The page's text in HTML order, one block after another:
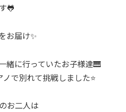
🐸
お届け✨
緒に行っていたお子様達🎹
で別れて挑戦しました⭐️
お二人は